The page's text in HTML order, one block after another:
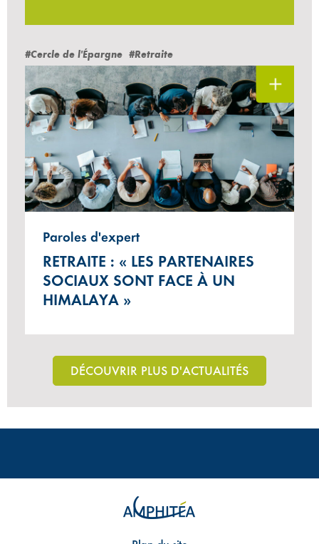
#Cercle de l'Épargne #Retraite
Paroles d'expert
RETRAITE : « LES PARTENAIRES
SOCIAUX SONT FACE À UN
HIMALAYA »
DÉCOUVRIR PLUS D'ACTUALITÉS